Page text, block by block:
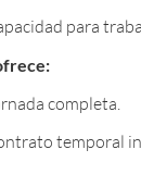
para
completa.
temporal